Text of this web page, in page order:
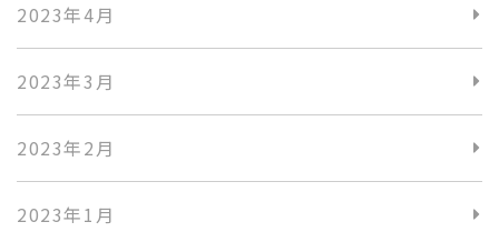
2023年4月
2023年3月
2023年2月
2023年1月